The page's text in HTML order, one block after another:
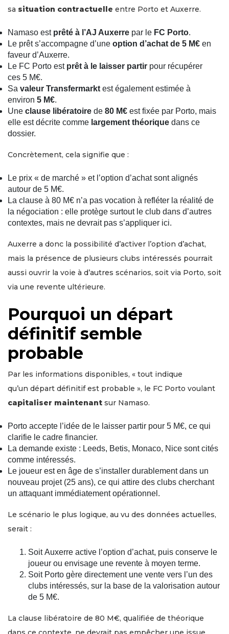
sa situation contractuelle entre Porto et Auxerre.
Namaso est prêté à l’AJ Auxerre par le FC Porto.
Le prêt s’accompagne d’une option d’achat de 5 M€ en
faveur d’Auxerre.
Le FC Porto est prêt à le laisser partir pour récupérer
ces 5 M€.
Sa valeur Transfermarkt est également estimée à
environ 5 M€.
Une clause libératoire de 80 M€ est fixée par Porto, mais
elle est décrite comme largement théorique dans ce
dossier.
Concrètement, cela signifie que :
Le prix « de marché » et l’option d’achat sont alignés
autour de 5 M€.
La clause à 80 M€ n’a pas vocation à refléter la réalité de
la négociation : elle protège surtout le club dans d’autres
contextes, mais ne devrait pas s’appliquer ici.
Auxerre a donc la possibilité d’activer l’option d’achat,
mais la présence de plusieurs clubs intéressés pourrait
aussi ouvrir la voie à d’autres scénarios, soit via Porto, soit
via une revente ultérieure.
Pourquoi un départ
définitif semble
probable
Par les informations disponibles, « tout indique
qu’un départ définitif est probable », le FC Porto voulant
capitaliser maintenant sur Namaso.
Porto accepte l’idée de le laisser partir pour 5 M€, ce qui
clarifie le cadre financier.
La demande existe : Leeds, Betis, Monaco, Nice sont cités
comme intéressés.
Le joueur est en âge de s’installer durablement dans un
nouveau projet (25 ans), ce qui attire des clubs cherchant
un attaquant immédiatement opérationnel.
Le scénario le plus logique, au vu des données actuelles,
serait :
Soit Auxerre active l’option d’achat, puis conserve le
joueur ou envisage une revente à moyen terme.
Soit Porto gère directement une vente vers l’un des
clubs intéressés, sur la base de la valorisation autour
de 5 M€.
La clause libératoire de 80 M€, qualifiée de théorique